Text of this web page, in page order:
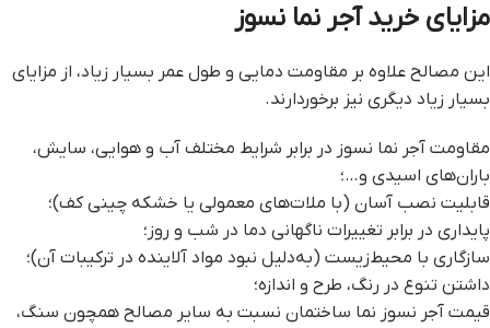
مزایای خرید آجر نما نسوز
این مصالح علاوه بر مقاومت دمایی و طول عمر بسیار زیاد، از مزایای
بسیار زیاد دیگری نیز برخوردارند.
مقاومت آجر نما نسوز در برابر شرایط مختلف آب و هوایی، سایش،
باران‌های اسیدی و…؛
قابلیت نصب آسان (با ملات‌های معمولی یا خشکه چینی کف)؛
پایداری در برابر تغییرات ناگهانی دما در شب و روز؛
سازگاری با محیط‌زیست (به‌دلیل نبود مواد آلاینده در ترکیبات آن)؛
داشتن تنوع در رنگ، طرح و اندازه؛
قیمت آجر نسوز نما ساختمان نسبت به سایر مصالح همچون سنگ،